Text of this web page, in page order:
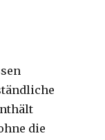
die